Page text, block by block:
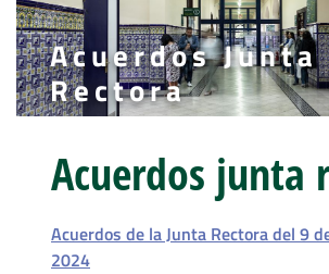
Acuerdos Junta
Rectora
Acuerdos junta
Acuerdos de la Junta Rectora del 9
2024